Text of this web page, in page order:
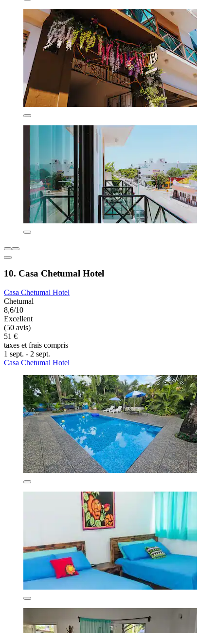
10. Casa Chetumal Hotel
Casa Chetumal Hotel
Chetumal
8,6/10
Excellent
(50 avis)
51 €
taxes et frais compris
1 sept. - 2 sept.
Casa Chetumal Hotel